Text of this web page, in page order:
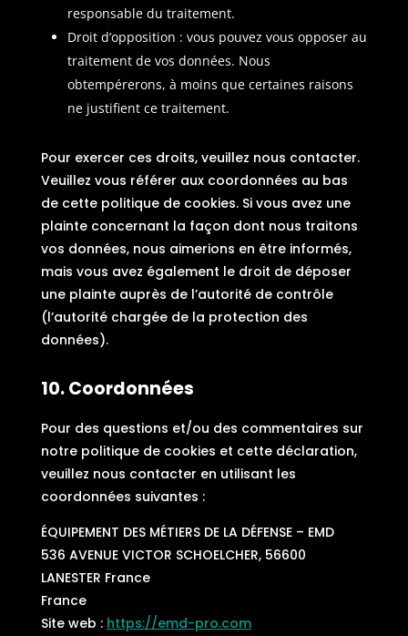
responsable du traitement.
Droit d’opposition : vous pouvez vous opposer au
traitement de vos données. Nous
obtempérerons, à moins que certaines raisons
ne justifient ce traitement.
Pour exercer ces droits, veuillez nous contacter.
Veuillez vous référer aux coordonnées au bas
de cette politique de cookies. Si vous avez une
plainte concernant la façon dont nous traitons
vos données, nous aimerions en être informés,
mais vous avez également le droit de déposer
une plainte auprès de l’autorité de contrôle
(l’autorité chargée de la protection des
données).
10. Coordonnées
Pour des questions et/ou des commentaires sur
notre politique de cookies et cette déclaration,
veuillez nous contacter en utilisant les
coordonnées suivantes :
ÉQUIPEMENT DES MÉTIERS DE LA DÉFENSE – EMD
536 AVENUE VICTOR SCHOELCHER, 56600
LANESTER France
France
Site web : https://emd-pro.com